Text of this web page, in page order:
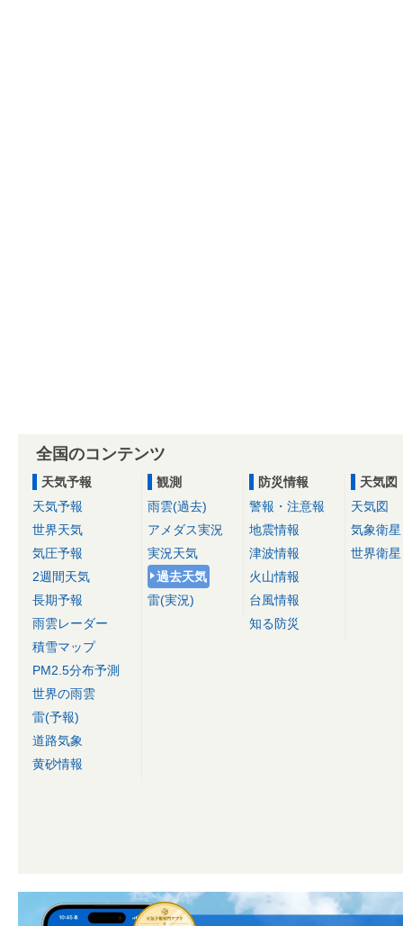
全国のコンテンツ
天気予報
天気予報
世界天気
気圧予報
2週間天気
長期予報
雨雲レーダー
積雪マップ
PM2.5分布予測
世界の雨雲
雷(予報)
道路気象
黄砂情報
観測
雨雲(過去)
アメダス実況
実況天気
過去天気
雷(実況)
防災情報
警報・注意報
地震情報
津波情報
火山情報
台風情報
知る防災
天気図
天気図
気象衛星
世界衛星